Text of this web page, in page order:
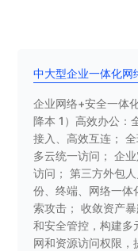
中大型企业一体化网
企业网络+安全一体
降本 1）高效办公：
接入、高效互连；
多云统一访问； 企
访问； 第三方外包
份、终端、网络一体
索攻击； 收敛资产
和安全管控，构建多
网和资源访问权限，